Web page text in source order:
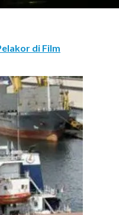
di Film